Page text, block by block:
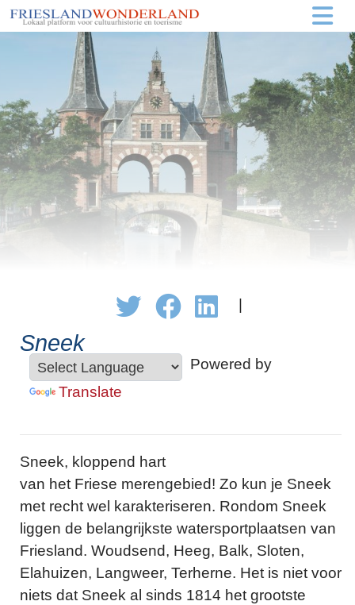
Sneek
Powered by
Translate
Sneek, kloppend hart
van het Friese merengebied! Zo kun je Sneek
met recht wel karakteriseren. Rondom Sneek
liggen de belangrijkste watersportplaatsen van
Friesland. Woudsend, Heeg, Balk, Sloten,
Elahuizen, Langweer, Terherne. Het is niet voor
niets dat Sneek al sinds 1814 het grootste